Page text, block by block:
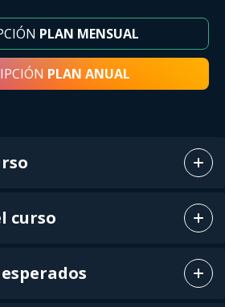
PLAN MENSUAL
PLAN ANUAL
curso